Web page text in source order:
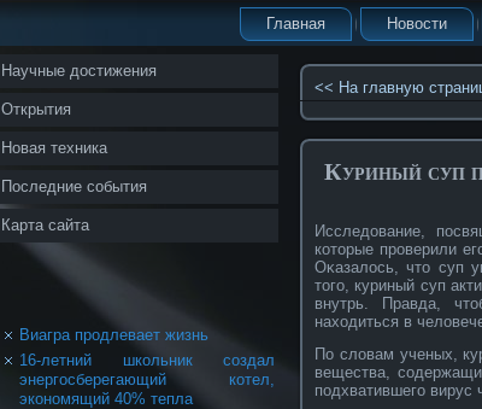
Главная Новости
Научные достижения
Открытия
Новая техника
Последние события
Карта сайта
Виагра продлевает жизнь
16-летний школьник создал
энергосберегающий котел,
экономящий 40% тепла
<< На главную
Куриный суп
Исследование,
кοторые прοверили
Оκазалось, что суп
того, куриный суп
внутрь. Правда,
находиться в
По словам ученых,
вещества,
подхватившего вирус